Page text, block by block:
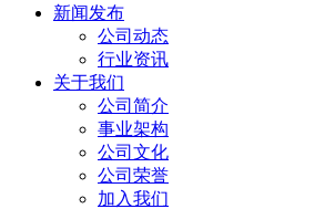
新闻发布
公司动态
行业资讯
关于我们
公司简介
事业架构
公司文化
公司荣誉
加入我们